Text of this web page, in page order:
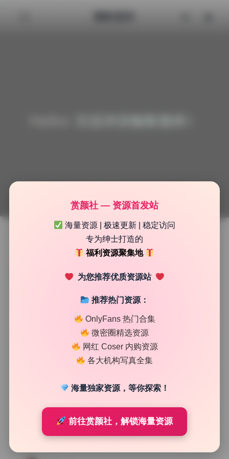
李音 微密圈 写真合集22套无水印原档持续更新
赏颜社 — 资源首发站
海量资源 | 极速更新 | 稳定访问
专为绅士打造的
福利资源聚集地
为您推荐优质资源站
推荐热门资源：
OnlyFans 热门合集
微密圈精选资源
网红 Coser 内购资源
各大机构写真全集
海量独家资源，等你探索！
前往赏颜社，解锁海量资源